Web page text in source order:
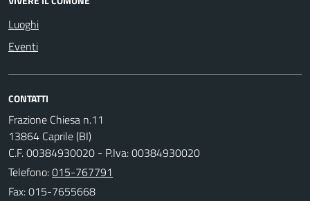
Luoghi
Eventi
CONTATTI
Frazione Chiesa n.11
13864 Caprile (BI)
C.F. 00384930020 - P.Iva: 00384930020
Telefono:015-767791
Fax: 015-7655668